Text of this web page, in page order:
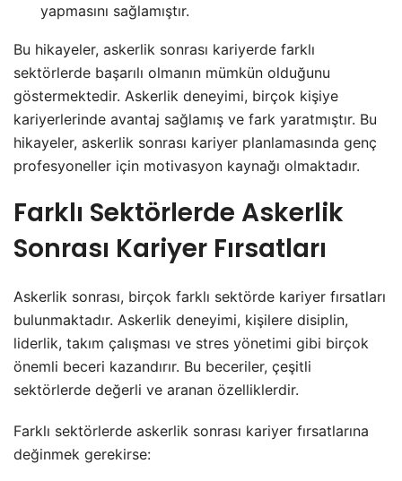
yapmasını sağlamıştır.
Bu hikayeler, askerlik sonrası kariyerde farklı
sektörlerde başarılı olmanın mümkün olduğunu
göstermektedir. Askerlik deneyimi, birçok kişiye
kariyerlerinde avantaj sağlamış ve fark yaratmıştır. Bu
hikayeler, askerlik sonrası kariyer planlamasında genç
profesyoneller için motivasyon kaynağı olmaktadır.
Farklı Sektörlerde Askerlik
Sonrası Kariyer Fırsatları
Askerlik sonrası, birçok farklı sektörde kariyer fırsatları
bulunmaktadır. Askerlik deneyimi, kişilere disiplin,
liderlik, takım çalışması ve stres yönetimi gibi birçok
önemli beceri kazandırır. Bu beceriler, çeşitli
sektörlerde değerli ve aranan özelliklerdir.
Farklı sektörlerde askerlik sonrası kariyer fırsatlarına
değinmek gerekirse: